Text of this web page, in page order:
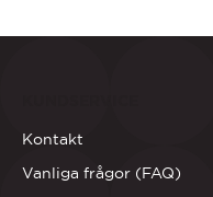
Kontakt
Vanliga frågor (FAQ)